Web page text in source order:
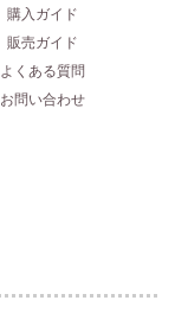
購入ガイド
販売ガイド
よくある質問
お問い合わせ